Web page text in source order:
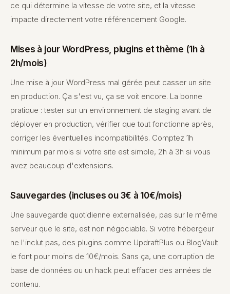
ce qui détermine la vitesse de votre site, et la vitesse
impacte directement votre référencement Google.
Mises à jour WordPress, plugins et thème (1h à
2h/mois)
Une mise à jour WordPress mal gérée peut casser un site
en production. Ça s'est vu, ça se voit encore. La bonne
pratique : tester sur un environnement de staging avant de
déployer en production, vérifier que tout fonctionne après,
corriger les éventuelles incompatibilités. Comptez 1h
minimum par mois si votre site est simple, 2h à 3h si vous
avez beaucoup d'extensions.
Sauvegardes (incluses ou 3€ à 10€/mois)
Une sauvegarde quotidienne externalisée, pas sur le même
serveur que le site, est non négociable. Si votre hébergeur
ne l'inclut pas, des plugins comme UpdraftPlus ou BlogVault
le font pour moins de 10€/mois. Sans ça, une corruption de
base de données ou un hack peut effacer des années de
contenu.